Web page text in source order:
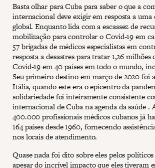
Basta olhar para Cuba para saber o que a
internacional deve exigir em resposta a uma
global. Enquanto lida com a escassez de
mobilização para controlar o Covid-19 em
57 brigadas de médicos especialistas em
resposta a desastres para tratar 1,26 milhões
Covid-19 em 40 países em todo o mundo,
Seu primeiro destino em março de 2020 foi
Itália, quando este era o epicentro da
solidariedade foi inteiramente consistente
internacional de Cuba na agenda da saúde .
400.000 profissionais médicos cubanos já
164 países desde 1960, fornecendo
nos locais de atendimento.
Quase nada foi dito sobre eles pelos
apesar do incrível impacto que eles tiveram